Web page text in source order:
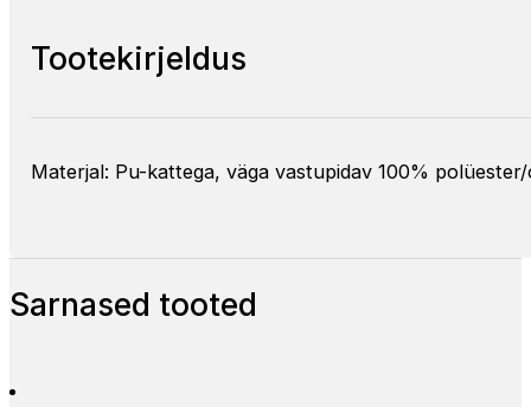
Tootekirjeldus
Materjal: Pu-kattega, väga vastupidav 100%
Sarnased tooted